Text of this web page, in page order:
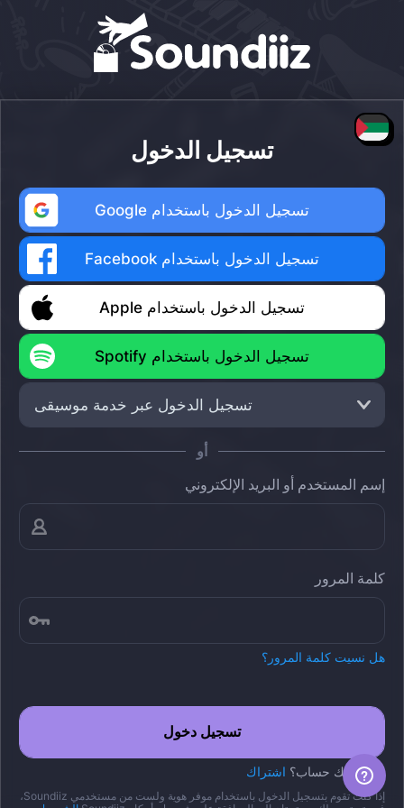
تسجيل الدخول
تسجيل الدخول باستخدام Google
تسجيل الدخول باستخدام Facebook
تسجيل الدخول باستخدام Apple
تسجيل الدخول باستخدام Spotify
تسجيل الدخول عبر خدمة موسيقى
أو
إسم المستخدم أو البريد الإلكتروني
كلمة المرور
هل نسيت كلمة المرور؟
تسجيل دخول
ليس لديك حساب؟ اشتراك
إذا كنت تقوم بتسجيل الدخول باستخدام موفر هوية ولست من مستخدمي Soundiiz،